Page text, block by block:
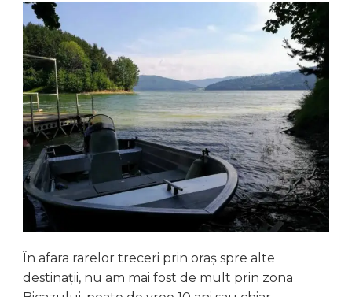
În afara rarelor treceri prin oraș spre alte
destinații, nu am mai fost de mult prin zona